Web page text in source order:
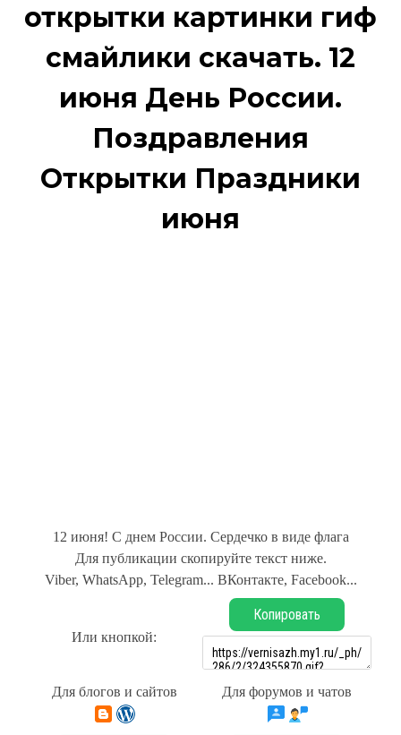
открытки картинки гиф
смайлики скачать. 12
июня День России.
Поздравления
Открытки Праздники
июня
12 июня! С днем России. Сердечко в виде флага
Для публикации скопируйте текст ниже.
Viber, WhatsApp, Telegram... ВКонтакте, Facebook...
Или кнопкой:
Копировать
Для блогов и сайтов Для форумов и чатов